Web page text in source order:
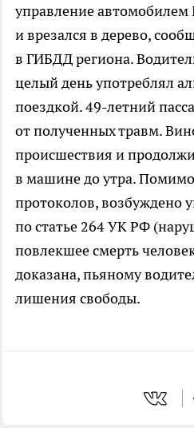
управление
и врезался в дерево,
в ГИБДД региона.
целый день употреблял
поездкой. 49-летний
от полученных травм.
происшествия и
в машине до утра.
протоколов, возбуждено
по статье 264 УК РФ
повлекшее смерть
доказана, пьяному
лишения свободы.